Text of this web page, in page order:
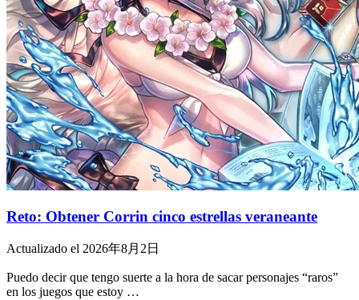
Reto: Obtener Corrin cinco estrellas veraneante
Actualizado el 2026年8月2日
Puedo decir que tengo suerte a la hora de sacar personajes “raros”
en los juegos que estoy …